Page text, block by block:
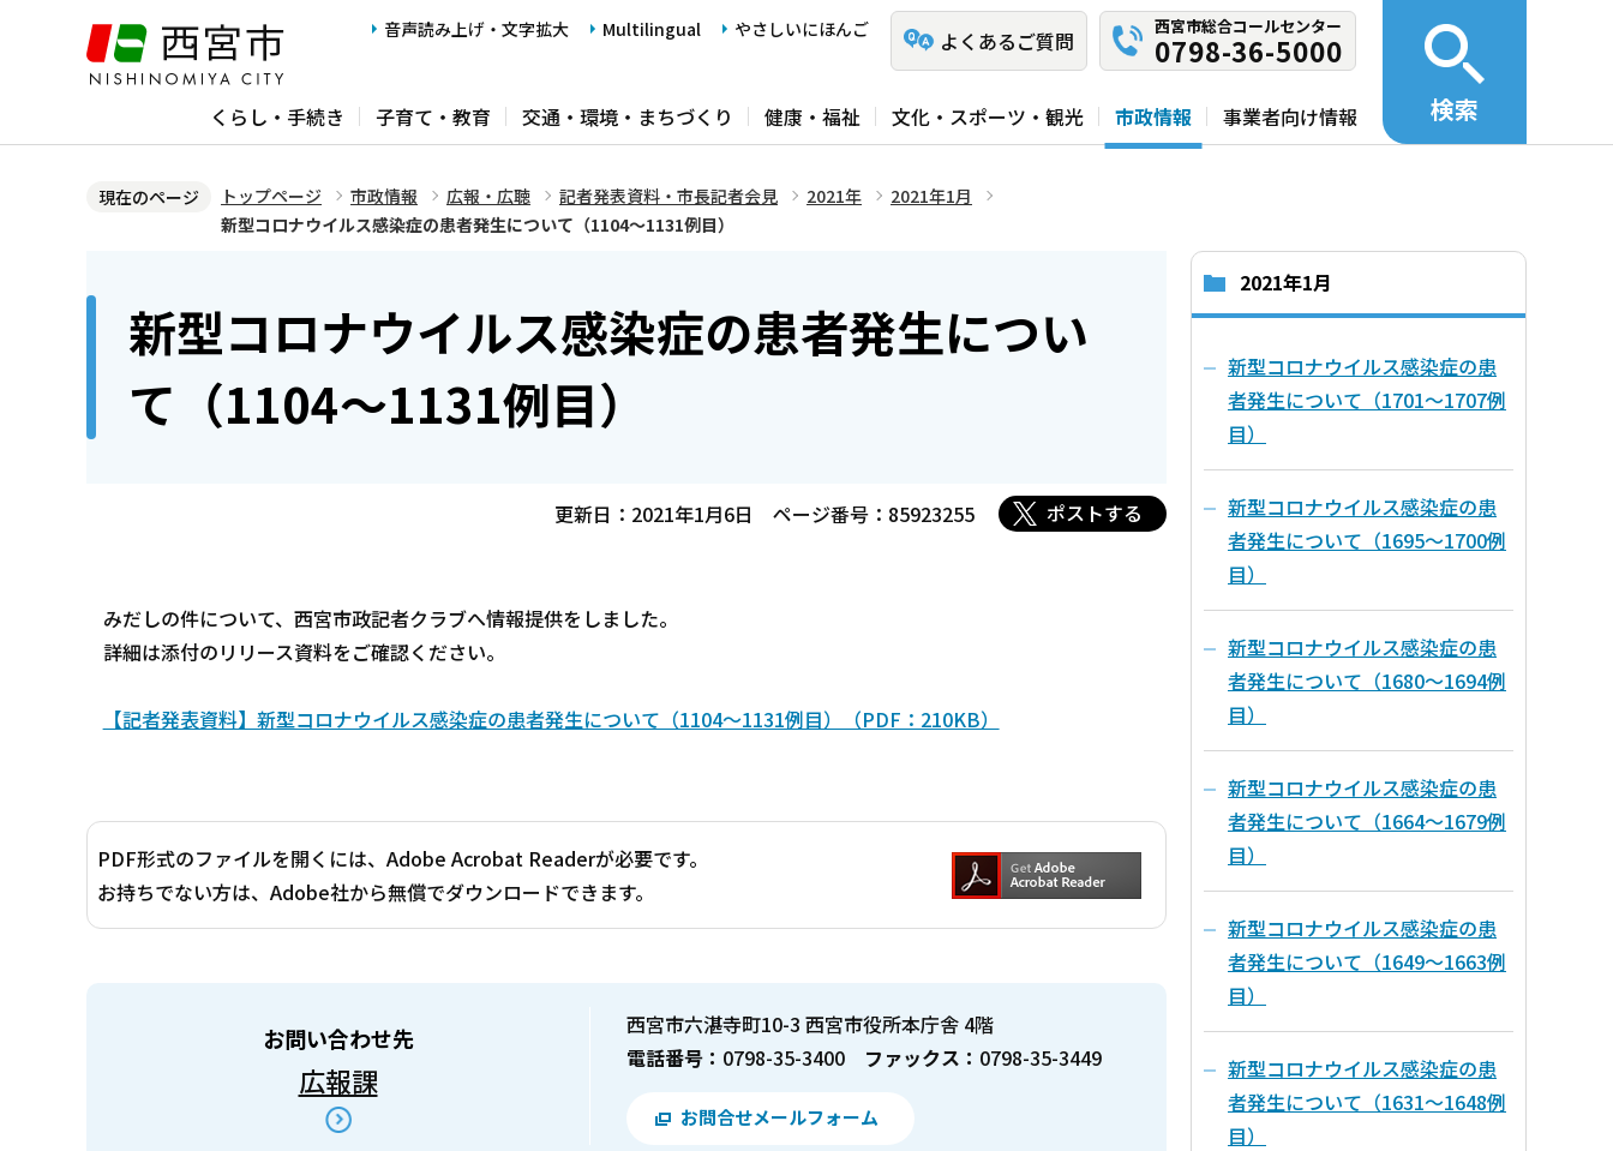
ジ
音声読み上げ・文字拡大 Multilingual やさしいにほんご よくあるご質問
西宮市総合コールセンター
0798-36-5000
くらし・手続き 子育て・教育 交通・環境・まちづくり 健康・福祉 文化・スポーツ・観光 市政情報 事業者向け情報 検索
現在のページ トップページ 市政情報 広報・広聴 記者発表資料・市長記者会見 2021年
2021年1月
新型コロナウイルス感染症の患者発生について（1104～1131例目）
新型コロナウイルス感染症の患者発生につい
て（1104～1131例目）
更新日：2021年1月6日 ページ番号：85923255 ポストする
みだしの件について、西宮市政記者クラブへ情報提供をしました。
詳細は添付のリリース資料をご確認ください。
【記者発表資料】新型コロナウイルス感染症の患者発生について（1104～1131例目）（PDF：210KB）
PDF形式のファイルを開くには、Adobe Acrobat Readerが必要です。
お持ちでない方は、Adobe社から無償でダウンロードできます。
お問い合わせ先
広報課
西宮市六湛寺町10-3 西宮市役所本庁舎 4階
電話番号： 0798-35-3400 ファックス： 0798-35-3449
お問合せメールフォーム
2021年1月
新型コロナウイルス感染症の患
者発生について（1701～1707例
目）
新型コロナウイルス感染症の患
者発生について（1695～1700例
目）
新型コロナウイルス感染症の患
者発生について（1680～1694例
目）
新型コロナウイルス感染症の患
者発生について（1664～1679例
目）
新型コロナウイルス感染症の患
者発生について（1649～1663例
目）
新型コロナウイルス感染症の患
者発生について（1631～1648例
目）